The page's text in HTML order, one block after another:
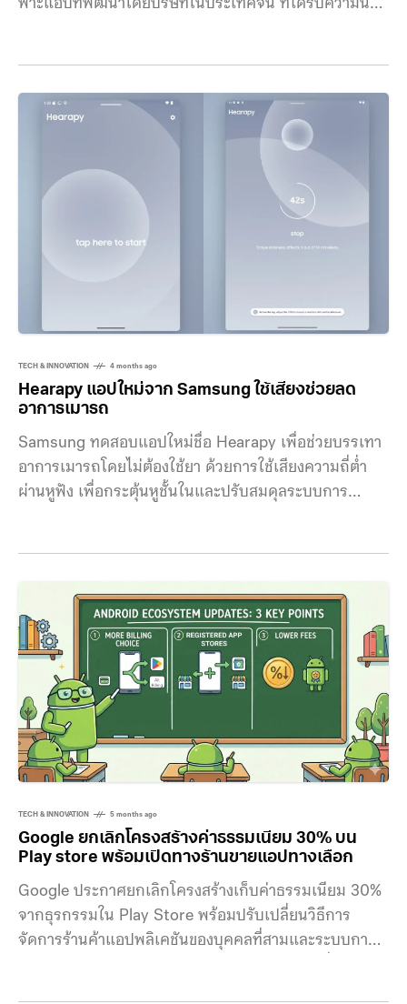
พาะแอปที่พัฒนาโดยบริษัทในประเทศจีน ที่ได้รับความนิยม
ประเทศต้นทาง โดยเฉพาะ “กฎหมายข่าวกรองแห่งชาติของ
จีน” ที่กำหนดให้ทั้งองค์กรและพลเมืองต้องให้ความร่วมมือ
กับหน่วยงานข่าวกรองของรัฐ ซึ่งอาจเปิดช่องให้ข้อมูลผู้ใช้
งานถูกเข้าถึงได้ แม้ FBI จะไม่ได้ระบุชื่อแอปโดยตรง แต่
การวิเคราะห์จากสื่ออย่าง Forbes ชี้ว่าอาจหมายถึงแอป
ยอดนิยม เช่น CapCut และ Lemon8 จาก ByteDance
รวมถึงแพลตฟอร์มอีคอมเมิร์ซอย่าง Temu และ
TECH & INNOVATION 4 months ago
Hearapy แอปใหม่จาก Samsung ใช้เสียงช่วยลด
อาการเมารถ
Samsung ทดสอบแอปใหม่ชื่อ Hearapy เพื่อช่วยบรรเทา
อาการเมารถโดยไม่ต้องใช้ยา ด้วยการใช้เสียงความถี่ต่ำ
ผ่านหูฟัง เพื่อกระตุ้นหูชั้นในและปรับสมดุลระบบการ
ร่างกาย โดยเฉพาะระบบการทรงตัว กลับมาทำงานอย่าง
สมดุลมากขึ้น เทคโนโลยีนี้อ้างอิงจากงานวิจัยของ Nagoya
University ที่พบว่าเสียงความถี่ต่ำในช่วงเวลาสั้นๆ
สามารถกระตุ้นหูชั้นใน และช่วยลดความไม่สอดคล้องกัน
ของสัญญาณประสาทสัมผัส ซึ่งเป็นสาเหตุสำคัญของอาการ
เวียนศีรษะเมื่อการมองเห็นและการรับรู้การเคลื่อนไหวไม่
ตรงกัน แอปออกแบบให้ใช้งานได้ง่ายและรวดเร็ว เพียงแค่
สวมหูฟังและเปิดเสียงที่ระดับ 75–85 เดซิเบล เป็นเวลา
ประมาณ 60 วินาที (หรือในบางโหมดจะใช้เวลาฟังสูงสุด
TECH & INNOVATION 5 months ago
Google ยกเลิกโครงสร้างค่าธรรมเนียม 30% บน
Play store พร้อมเปิดทางร้านขายแอปทางเลือก
Google ประกาศยกเลิกโครงสร้างเก็บค่าธรรมเนียม 30%
จากธุรกรรมใน Play Store พร้อมปรับเปลี่ยนวิธีการ
จัดการร้านค้าแอปพลิเคชันของบุคคลที่สามและระบบการ